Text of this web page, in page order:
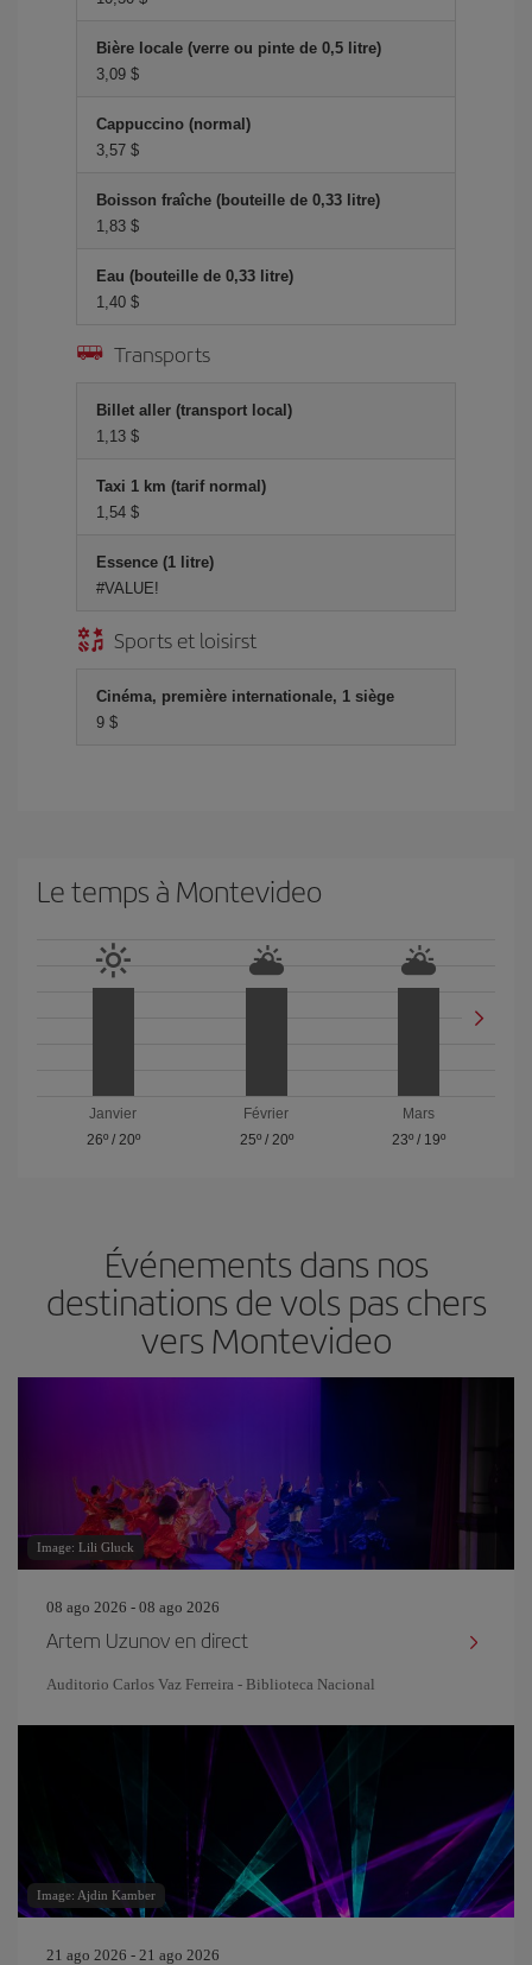
Bière locale (verre ou pinte de 0,5 litre)
3,09 $
Cappuccino (normal)
3,57 $
Boisson fraîche (bouteille de 0,33 litre)
1,83 $
Eau (bouteille de 0,33 litre)
1,40 $
Transports
Billet aller (transport local)
1,13 $
Taxi 1 km (tarif normal)
1,54 $
Essence (1 litre)
#VALUE!
Sports et loisirst
Cinéma, première internationale, 1 siège
9 $
Le temps à Montevideo
Janvier
26º/ 20º
Février
25º/ 20º
Mars
23º / 19º
Événements dans nos
destinations de vols pas chers
vers Montevideo
Image: Lili Gluck
08 ago 2026 - 08 ago 2026
Artem Uzunov en direct
Auditorio Carlos Vaz Ferreira - Biblioteca Nacional
Image: Ajdin Kamber
21 ago 2026 - 21 ago 2026